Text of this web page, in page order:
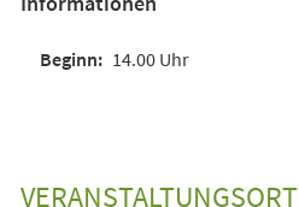
14.00 Uhr
VERANSTALTUNGSORT